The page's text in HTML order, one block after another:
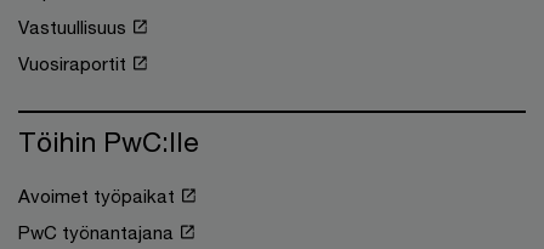
Vastuullisuus
Vuosiraportit
Töihin PwC:lle
Avoimet työpaikat
PwC työnantajana